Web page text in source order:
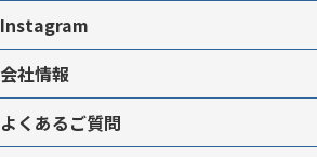
Instagram
会社情報
よくあるご質問